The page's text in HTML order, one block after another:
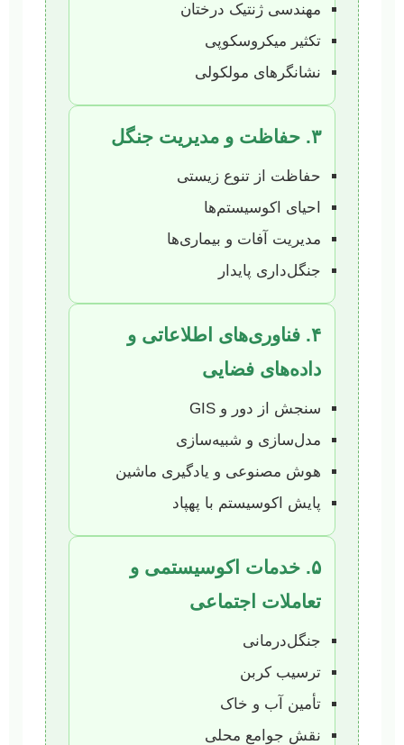
مهندسی ژنتیک درختان
تکثیر میکروسکوپی
نشانگرهای مولکولی
۳. حفاظت و مدیریت جنگل
حفاظت از تنوع زیستی
احیای اکوسیستم‌ها
مدیریت آفات و بیماری‌ها
جنگل‌داری پایدار
۴. فناوری‌های اطلاعاتی و
داده‌های فضایی
سنجش از دور و GIS
مدل‌سازی و شبیه‌سازی
هوش مصنوعی و یادگیری ماشین
پایش اکوسیستم با پهپاد
۵. خدمات اکوسیستمی و
تعاملات اجتماعی
جنگل‌درمانی
ترسیب کربن
تأمین آب و خاک
نقش جوامع محلی